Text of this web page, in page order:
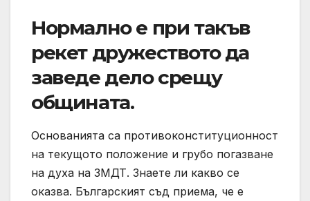
Нормално е при такъв
рекет дружеството да
заведе дело срещу
общината.
Основанията са противоконституционност
на текущото положение и грубо погазване
на духа на ЗМДТ. Знаете ли какво се
оказва. Българският съд приема, че е